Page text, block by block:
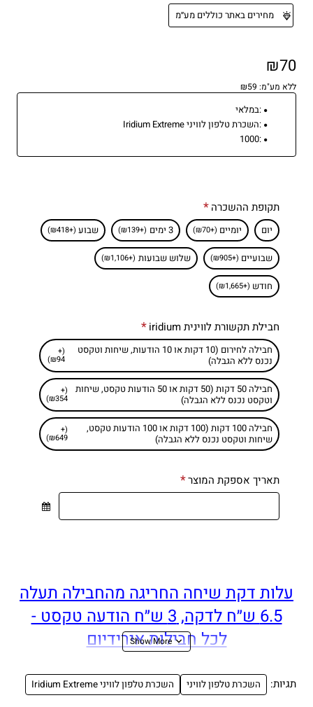
מחירים באתר כוללים מע״מ
₪70
ללא מע"מ: ₪59
:במלאי
:השכרת טלפון לוויני Iridium Extreme
:
1000
תקופת ההשכרה
יום יומיים (+₪70) 3 ימים (+₪139) שבוע (+₪418)
שבועיים (+₪905) שלוש שבועות (+₪1,106)
חודש (+₪1,665)
חבילת תקשורת לווינית iridium
חבילה לחירום (10 דקות או 10 הודעות, שיחות וטקסט
נכנס ללא הגבלה)
(+
₪94)
חבילה 50 דקות (50 דקות או 50 הודעות טקסט, שיחות
וטקסט נכנס ללא הגבלה)
(+
₪354)
חבילה 100 דקות (100 דקות או 100 הודעות טקסט,
שיחות וטקסט נכנס ללא הגבלה)
(+
₪649)
תאריך אספקת המוצר
עלות דקת שיחה החריגה מהחבילה תעלה
6.5 ש״ח לדקה, 3 ש״ח הודעה טקסט -
לכל חבילות אירידיום
השכרת טלפון לוויני
תגיות: השכרת טלפון לוויני השכרת טלפון לוויני Iridium Extreme